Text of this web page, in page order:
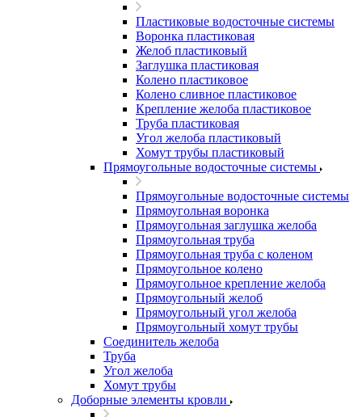
Пластиковые водосточные системы
Воронка пластиковая
Желоб пластиковый
Заглушка пластиковая
Колено пластиковое
Колено сливное пластиковое
Крепление желоба пластиковое
Труба пластиковая
Угол желоба пластиковый
Хомут трубы пластиковый
Прямоугольные водосточные системы
Прямоугольные водосточные системы
Прямоугольная воронка
Прямоугольная заглушка желоба
Прямоугольная труба
Прямоугольная труба c коленом
Прямоугольное колено
Прямоугольное крепление желоба
Прямоугольный желоб
Прямоугольный угол желоба
Прямоугольный хомут трубы
Соединитель желоба
Труба
Угол желоба
Хомут трубы
Доборные элементы кровли